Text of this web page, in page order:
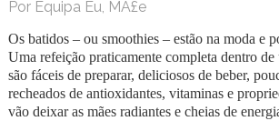
Por Equipa Eu, MÃ£e
Os batidos – ou smoothies – estão na moda e
Uma refeição praticamente completa dentro
são fáceis de preparar, deliciosos de beber,
recheados de antioxidantes, vitaminas e
vão deixar as mães radiantes e cheias de